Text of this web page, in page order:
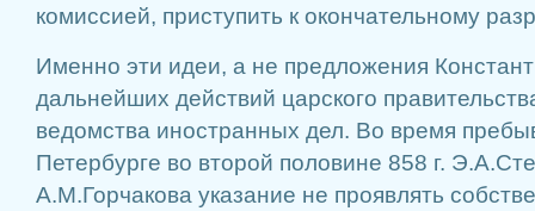
комиссией, приступить к окончательному
Именно эти идеи, а не предложения
дальнейших действий царского
ведомства иностранных дел. Во время
Петербурге во второй половине 858 г.
А.М.Горчакова указание не проявлять